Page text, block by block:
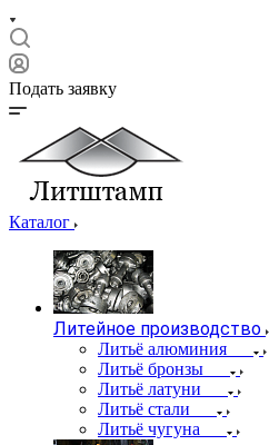
Подать заявку
Каталог
Литейное производство
Литьё алюминия
Литьё бронзы
Литьё латуни
Литьё стали
Литьё чугуна